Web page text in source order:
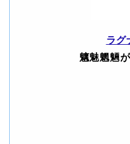
ラグ
魑魅魍魎